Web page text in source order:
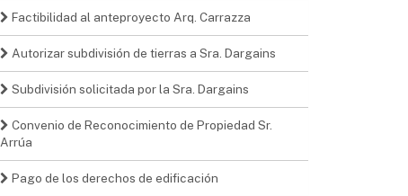
Factibilidad al anteproyecto Arq. Carrazza
Autorizar subdivisión de tierras a Sra. Dargains
Subdivisión solicitada por la Sra. Dargains
Convenio de Reconocimiento de Propiedad Sr.
Arrúa
Pago de los derechos de edificación